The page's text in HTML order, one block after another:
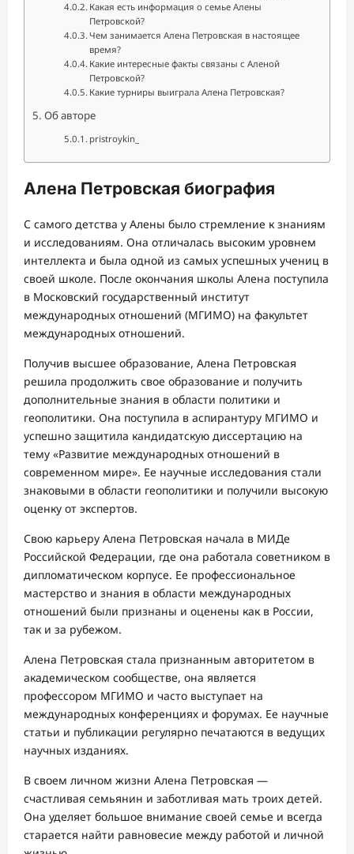
Какая есть информация о семье Алены
Петровской?
Чем занимается Алена Петровская в настоящее
время?
Какие интересные факты связаны с Аленой
Петровской?
Какие турниры выиграла Алена Петровская?
Об авторе
pristroykin_
Алена Петровская биография
С самого детства у Алены было стремление к знаниям
и исследованиям. Она отличалась высоким уровнем
интеллекта и была одной из самых успешных учениц в
своей школе. После окончания школы Алена поступила
в Московский государственный институт
международных отношений (МГИМО) на факультет
международных отношений.
Получив высшее образование, Алена Петровская
решила продолжить свое образование и получить
дополнительные знания в области политики и
геополитики. Она поступила в аспирантуру МГИМО и
успешно защитила кандидатскую диссертацию на
тему «Развитие международных отношений в
современном мире». Ее научные исследования стали
знаковыми в области геополитики и получили высокую
оценку от экспертов.
Свою карьеру Алена Петровская начала в МИДе
Российской Федерации, где она работала советником в
дипломатическом корпусе. Ее профессиональное
мастерство и знания в области международных
отношений были признаны и оценены как в России,
так и за рубежом.
Алена Петровская стала признанным авторитетом в
академическом сообществе, она является
профессором МГИМО и часто выступает на
международных конференциях и форумах. Ее научные
статьи и публикации регулярно печатаются в ведущих
научных изданиях.
В своем личном жизни Алена Петровская —
счастливая семьянин и заботливая мать троих детей.
Она уделяет большое внимание своей семье и всегда
старается найти равновесие между работой и личной